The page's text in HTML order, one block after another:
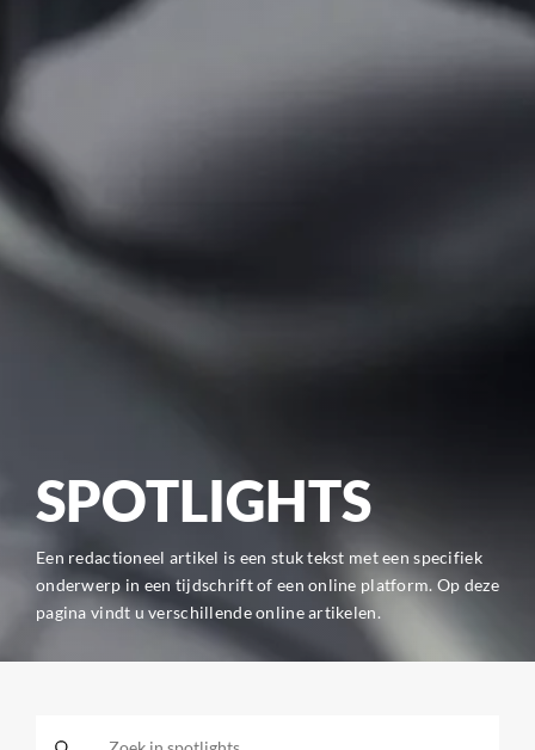
SPOTLIGHTS
Een redactioneel artikel is een stuk tekst met een specifiek
onderwerp in een tijdschrift of een online platform. Op deze
pagina vindt u verschillende online artikelen.